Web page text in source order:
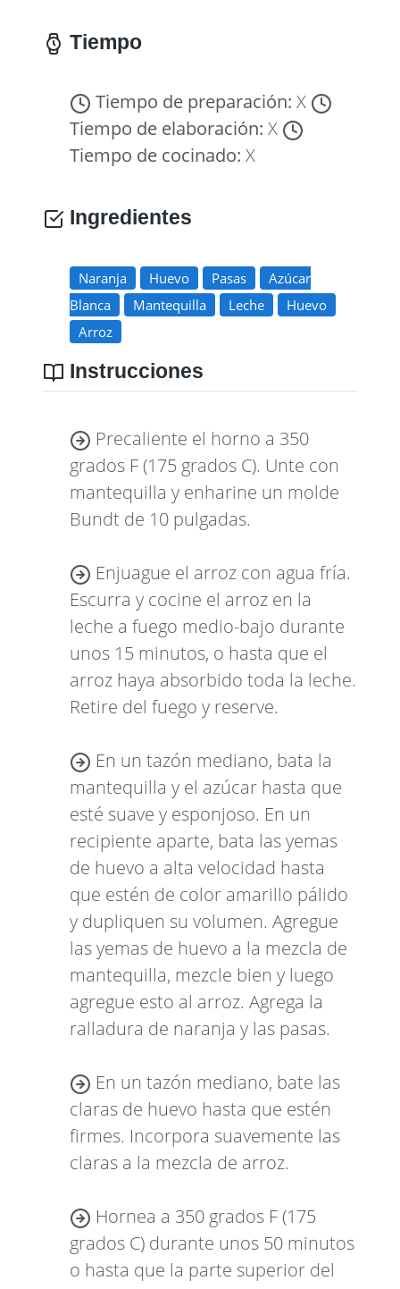
Tiempo
Tiempo de preparación: X
Tiempo de elaboración: X
Tiempo de cocinado: X
Ingredientes
Naranja Huevo Pasas
Azúcar
Blanca
Mantequilla Leche
Huevo
Arroz
Instrucciones
Precaliente el horno a 350
grados F (175 grados C). Unte con
mantequilla y enharine un molde
Bundt de 10 pulgadas.
Enjuague el arroz con agua fría.
Escurra y cocine el arroz en la
leche a fuego medio-bajo durante
unos 15 minutos, o hasta que el
arroz haya absorbido toda la leche.
Retire del fuego y reserve.
En un tazón mediano, bata la
mantequilla y el azúcar hasta que
esté suave y esponjoso. En un
recipiente aparte, bata las yemas
de huevo a alta velocidad hasta
que estén de color amarillo pálido
y dupliquen su volumen. Agregue
las yemas de huevo a la mezcla de
mantequilla, mezcle bien y luego
agregue esto al arroz. Agrega la
ralladura de naranja y las pasas.
En un tazón mediano, bate las
claras de huevo hasta que estén
firmes. Incorpora suavemente las
claras a la mezcla de arroz.
Hornea a 350 grados F (175
grados C) durante unos 50 minutos
o hasta que la parte superior del